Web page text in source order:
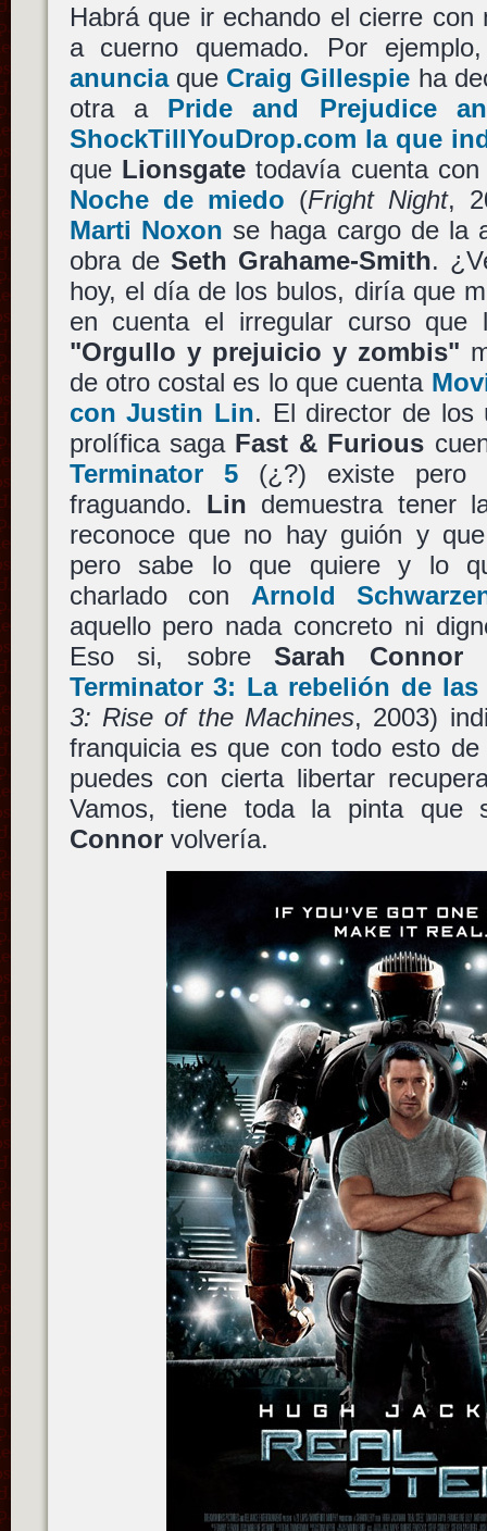
Habrá que ir echando el cierre con
a cuerno quemado. Por
anunciaque Craig Gillespie ha
otra a Pride and Prejudice
ShockTillYouDrop.com la que
que Lionsgatetodavía cuenta con
Noche de miedo (Fright Night,
Marti Noxon se haga cargo de la
obra de Seth Grahame-Smith.
hoy, el día de los bulos, diría que
en cuenta el irregular curso que
"Orgullo y prejuicio y zombis"
de otro costal es lo que cuenta
con Justin Lin. El director de los
prolífica saga Fast & Furious
Terminator 5(¿?) existe pero
fraguando. Lin demuestra tener
reconoce que no hay guión y
pero sabe lo que quiere y lo
charlado con Arnold
aquello pero nada concreto ni
Eso si, sobreSarah Connor
Terminator 3: La rebelión de las
3: Rise of the Machines, 2003)
franquicia es que con todo esto
puedes con cierta libertar
Vamos, tiene toda la pinta
Connorvolvería.